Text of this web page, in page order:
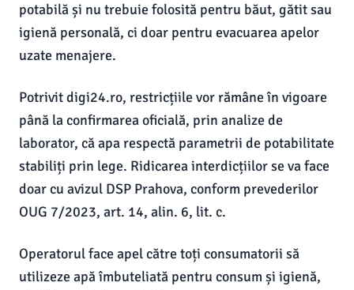
potabilă și nu trebuie folosită pentru băut, gătit sau
igienă personală, ci doar pentru evacuarea apelor
uzate menajere.
Potrivit digi24.ro, restricțiile vor rămâne în vigoare
până la confirmarea oficială, prin analize de
laborator, că apa respectă parametrii de potabilitate
stabiliți prin lege. Ridicarea interdicțiilor se va face
doar cu avizul DSP Prahova, conform prevederilor
OUG 7/2023, art. 14, alin. 6, lit. c.
Operatorul face apel către toți consumatorii să
utilizeze apă îmbuteliată pentru consum și igienă,